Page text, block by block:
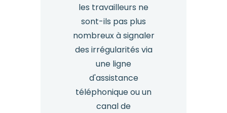
les travailleurs ne
sont-ils pas plus
nombreux à signaler
des irrégularités via
une ligne
d'assistance
téléphonique ou un
canal de